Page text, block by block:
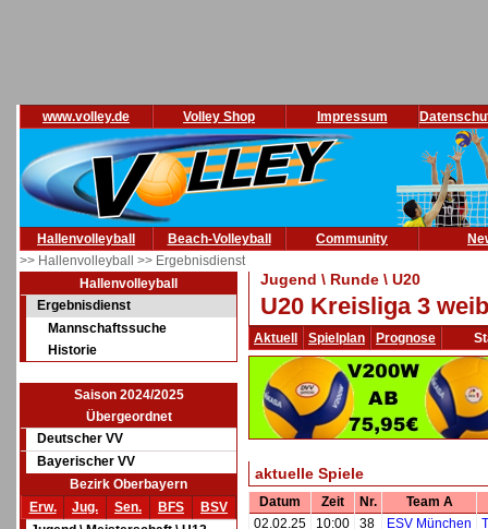
www.volley.de Volley Shop Impressum
Hallenvolleyball Beach-Volleyball Community
>> Hallenvolleyball >> Ergebnisdienst
Hallenvolleyball
Ergebnisdienst
Mannschaftssuche
Historie
Saison 2024/2025
Übergeordnet
Deutscher VV
Bayerischer VV
Bezirk Oberbayern
Erw.
Jug. Sen. BFS
BSV
Jugend \ Runde \ U20
U20 Kreisliga 3
Aktuell Spielplan Prognose
aktuelle Spiele
Datum Zeit Nr.
Team A
02.02.25
10:00 38 ESV München